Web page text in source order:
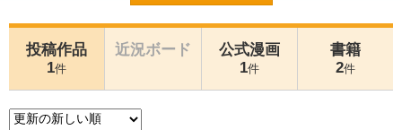
投稿作品
1件
近況ボード
公式漫画
1件
書籍
2件